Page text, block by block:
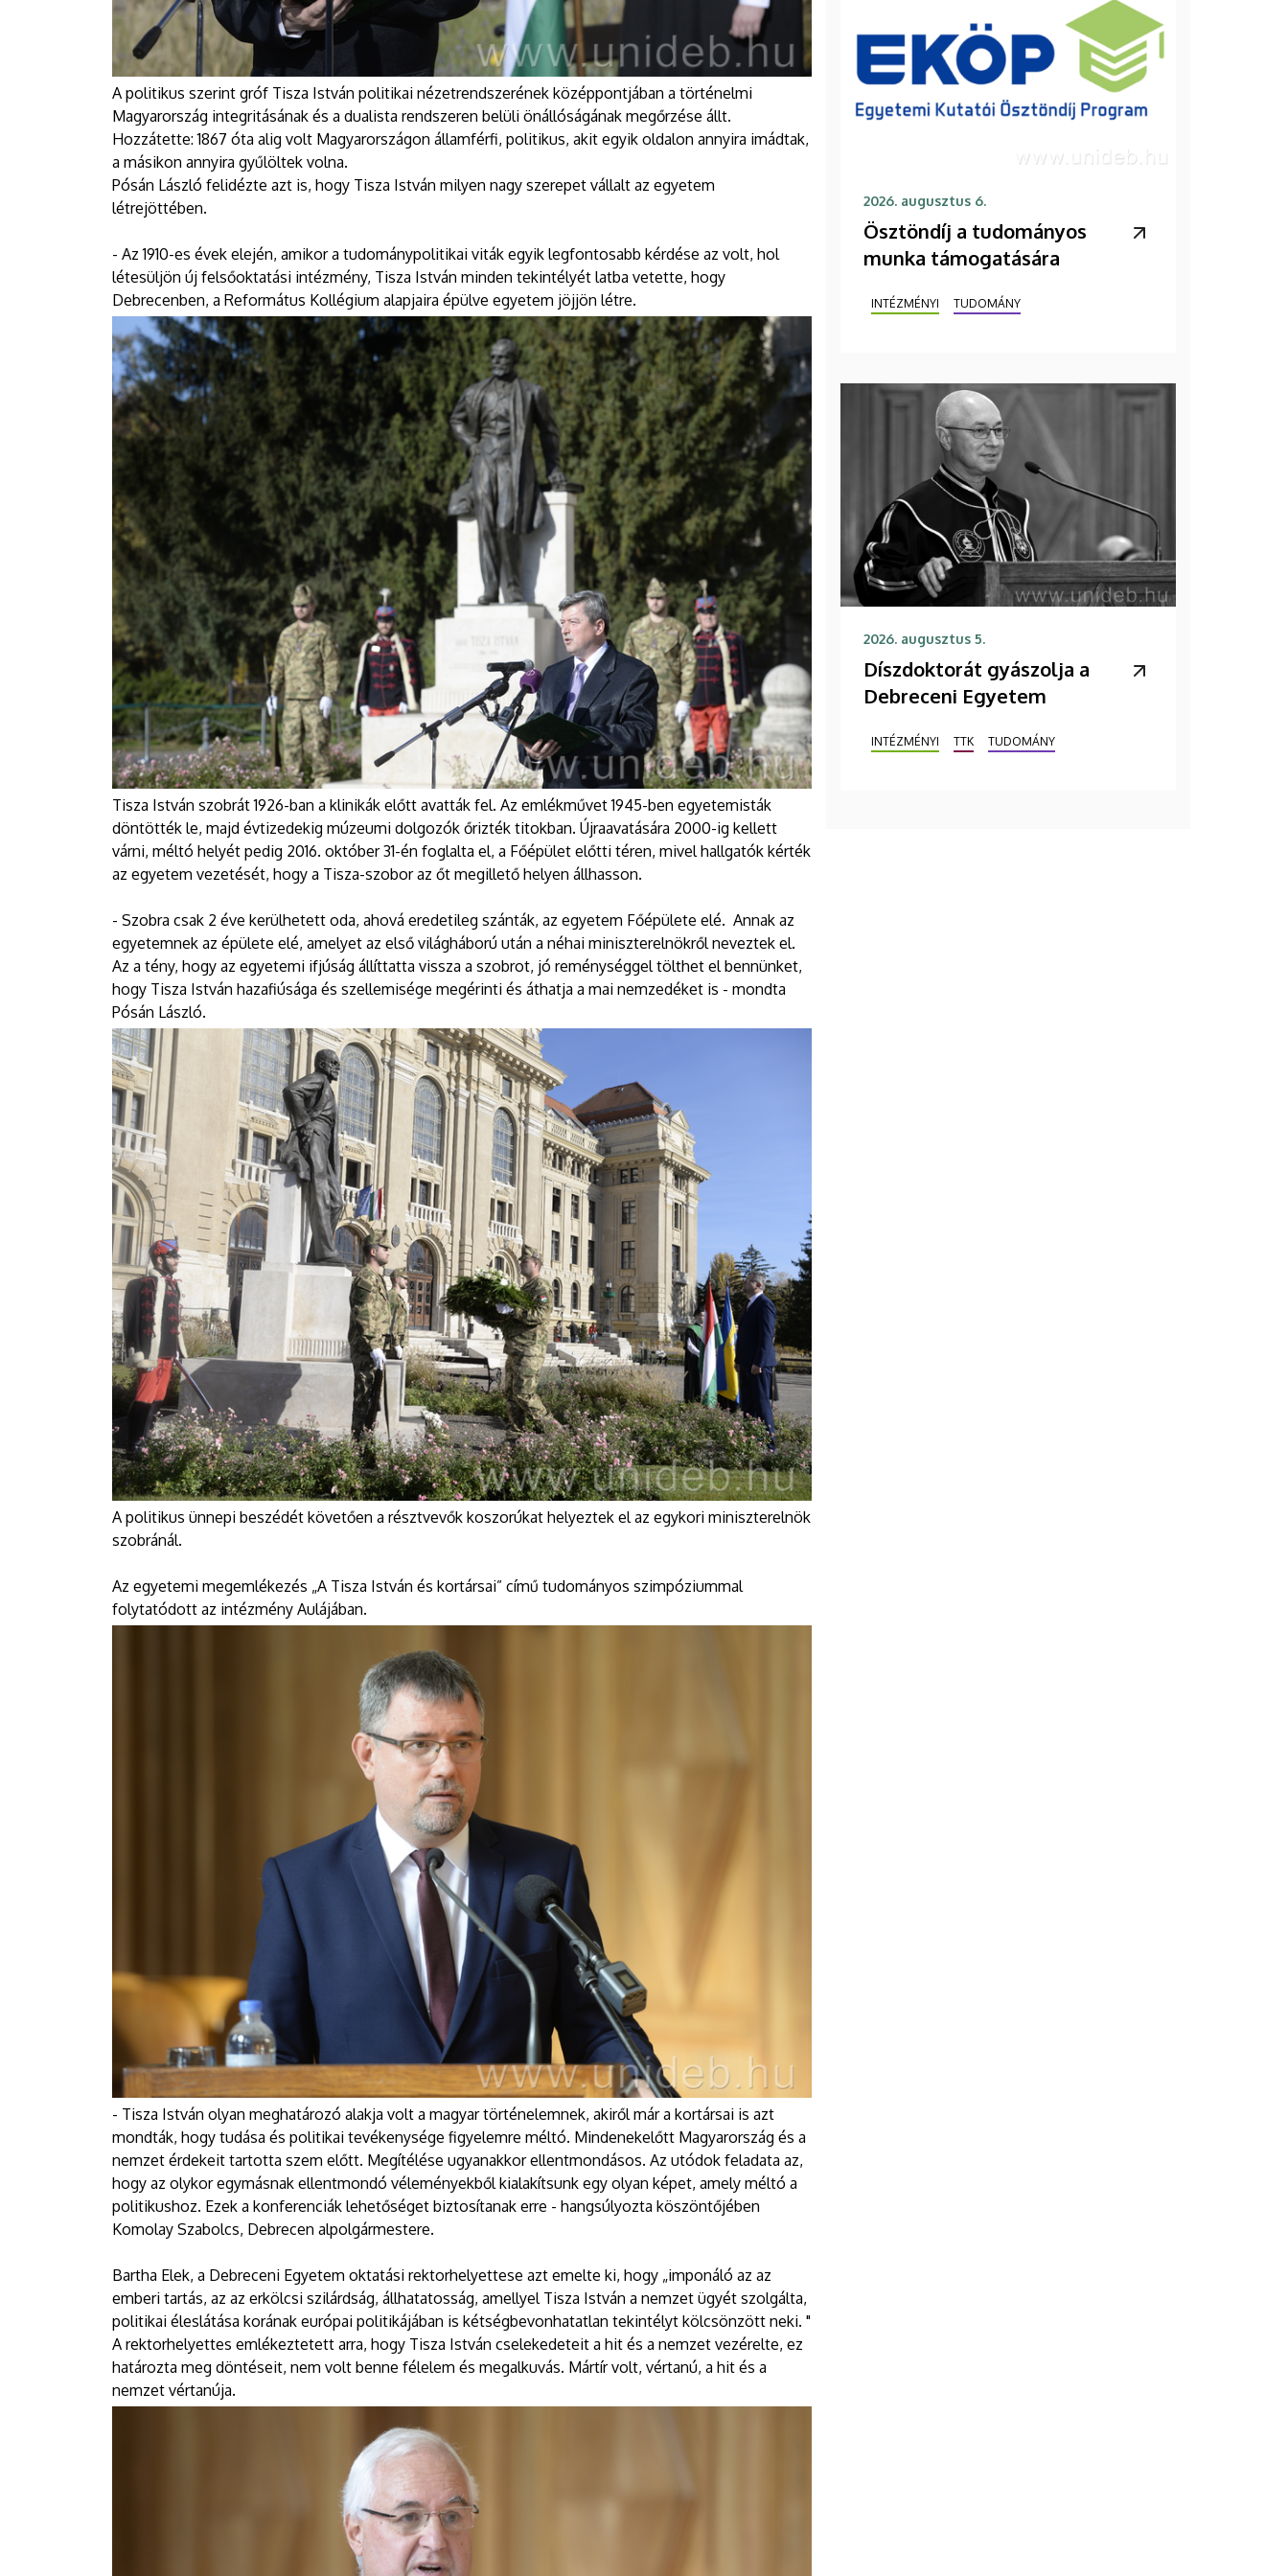
A politikus szerint gróf Tisza István politikai nézetrendszerének középpontjában a történelmi
Magyarország integritásának és a dualista rendszeren belüli önállóságának megőrzése állt.
Hozzátette: 1867 óta alig volt Magyarországon államférfi, politikus, akit egyik oldalon annyira imádtak,
a másikon annyira gyűlöltek volna.
Pósán László felidézte azt is, hogy Tisza István milyen nagy szerepet vállalt az egyetem
létrejöttében.
- Az 1910-es évek elején, amikor a tudománypolitikai viták egyik legfontosabb kérdése az volt, hol
létesüljön új felsőoktatási intézmény, Tisza István minden tekintélyét latba vetette, hogy
Debrecenben, a Református Kollégium alapjaira épülve egyetem jöjjön létre.
Tisza István szobrát 1926-ban a klinikák előtt avatták fel. Az emlékművet 1945-ben egyetemisták
döntötték le, majd évtizedekig múzeumi dolgozók őrizték titokban. Újraavatására 2000-ig kellett
várni, méltó helyét pedig 2016. október 31-én foglalta el, a Főépület előtti téren, mivel hallgatók kérték
az egyetem vezetését, hogy a Tisza-szobor az őt megillető helyen állhasson.
- Szobra csak 2 éve kerülhetett oda, ahová eredetileg szánták, az egyetem Főépülete elé. Annak az
egyetemnek az épülete elé, amelyet az első világháború után a néhai miniszterelnökről neveztek el.
Az a tény, hogy az egyetemi ifjúság állíttatta vissza a szobrot, jó reménységgel tölthet el bennünket,
hogy Tisza István hazafiúsága és szellemisége megérinti és áthatja a mai nemzedéket is - mondta
Pósán László.
A politikus ünnepi beszédét követően a résztvevők koszorúkat helyeztek el az egykori miniszterelnök
szobránál.
Az egyetemi megemlékezés „A Tisza István és kortársai” című tudományos szimpóziummal
folytatódott az intézmény Aulájában.
- Tisza István olyan meghatározó alakja volt a magyar történelemnek, akiről már a kortársai is azt
mondták, hogy tudása és politikai tevékenysége figyelemre méltó. Mindenekelőtt Magyarország és a
nemzet érdekeit tartotta szem előtt. Megítélése ugyanakkor ellentmondásos. Az utódok feladata az,
hogy az olykor egymásnak ellentmondó véleményekből kialakítsunk egy olyan képet, amely méltó a
politikushoz. Ezek a konferenciák lehetőséget biztosítanak erre - hangsúlyozta köszöntőjében
Komolay Szabolcs, Debrecen alpolgármestere.
Bartha Elek, a Debreceni Egyetem oktatási rektorhelyettese azt emelte ki, hogy „imponáló az az
emberi tartás, az az erkölcsi szilárdság, állhatatosság, amellyel Tisza István a nemzet ügyét szolgálta,
politikai éleslátása korának európai politikájában is kétségbevonhatatlan tekintélyt kölcsönzött neki. "
A rektorhelyettes emlékeztetett arra, hogy Tisza István cselekedeteit a hit és a nemzet vezérelte, ez
határozta meg döntéseit, nem volt benne félelem és megalkuvás. Mártír volt, vértanú, a hit és a
nemzet vértanúja.
2026. augusztus 6.
Ösztöndíj a tudományos
munka támogatására
INTÉZMÉNYI TUDOMÁNY
2026. augusztus 5.
Díszdoktorát gyászolja a
Debreceni Egyetem
INTÉZMÉNYI TTK TUDOMÁNY